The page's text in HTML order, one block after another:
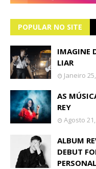
POPULAR NO SITE
IMAGINE
LIAR
Janeiro
AS
REY
Agosto
ALBUM
DEBUT